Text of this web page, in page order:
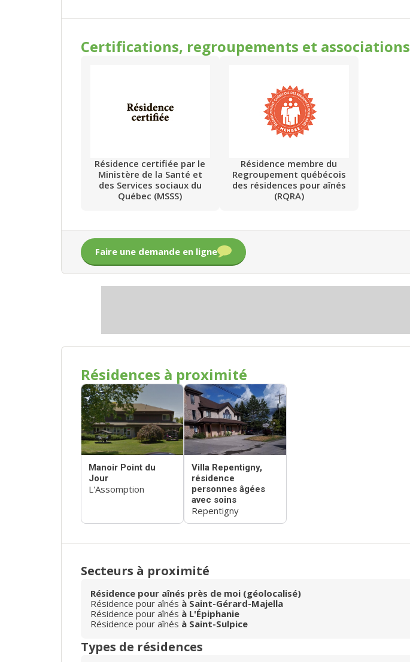
Certifications, regroupements et associations
Résidence certifiée par le
Ministère de la Santé et
des Services sociaux du
Québec (MSSS)
Résidence membre du
Regroupement québécois
des résidences pour aînés
(RQRA)
Faire une demande en ligne
Résidences à proximité
Manoir Point du
Jour
L'Assomption
Villa Repentigny,
résidence
personnes âgées
avec soins
Repentigny
Secteurs à proximité
Résidence pour aînés près de moi (géolocalisé)
Résidence pour aînés à Saint-Gérard-Majella
Résidence pour aînés à L'Épiphanie
Résidence pour aînés à Saint-Sulpice
Types de résidences